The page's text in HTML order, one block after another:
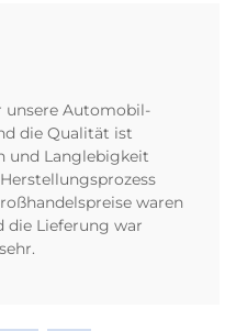
unsere Automobil-
die Qualität ist
und Langlebigkeit
waren
die Lieferung war